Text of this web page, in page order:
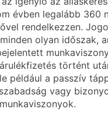
évben legalább 360
rendelkezzen.
olyan időszak,
történt
például a passzív
vagy